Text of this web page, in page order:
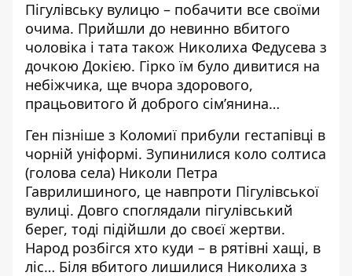
Пігулівську вулицю – побачити все своїми
очима. Прийшли до невинно вбитого
чоловіка і тата також Николиха Федусева з
дочкою Докією. Гірко їм було дивитися на
небіжчика, ще вчора здорового,
працьовитого й доброго сім’янина…
Ген пізніше з Коломиї прибули гестапівці в
чорній уніформі. Зупинилися коло солтиса
(голова села) Николи Петра
Гаврилишиного, це навпроти Пігулівської
вулиці. Довго споглядали пігулівський
берег, тоді підійшли до своєї жертви.
Народ розбігся хто куди – в рятівні хащі, в
ліс… Біля вбитого лишилися Николиха з